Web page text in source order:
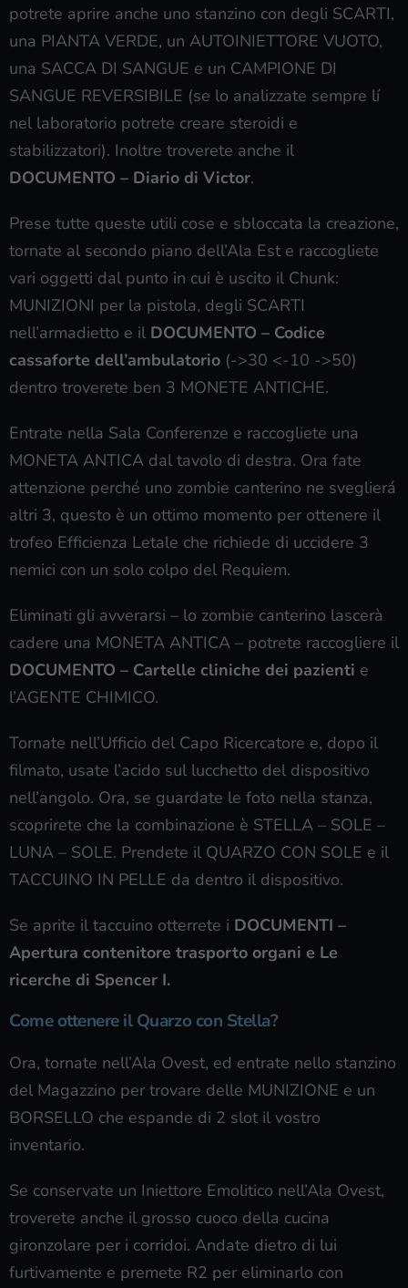
potrete aprire anche uno stanzino con degli SCARTI,
una PIANTA VERDE, un AUTOINIETTORE VUOTO,
una SACCA DI SANGUE e un CAMPIONE DI
SANGUE REVERSIBILE (se lo analizzate sempre lí
nel laboratorio potrete creare steroidi e
stabilizzatori). Inoltre troverete anche il
DOCUMENTO – Diario di Victor.
Prese tutte queste utili cose e sbloccata la creazione,
tornate al secondo piano dell’Ala Est e raccogliete
vari oggetti dal punto in cui è uscito il Chunk:
MUNIZIONI per la pistola, degli SCARTI
nell’armadietto e il DOCUMENTO – Codice
cassaforte dell’ambulatorio (->30 <-10 ->50)
dentro troverete ben 3 MONETE ANTICHE.
Entrate nella Sala Conferenze e raccogliete una
MONETA ANTICA dal tavolo di destra. Ora fate
attenzione perché uno zombie canterino ne sveglierá
altri 3, questo è un ottimo momento per ottenere il
trofeo Efficienza Letale che richiede di uccidere 3
nemici con un solo colpo del Requiem.
Eliminati gli avverarsi – lo zombie canterino lascerà
cadere una MONETA ANTICA – potrete raccogliere il
DOCUMENTO – Cartelle cliniche dei pazienti e
l’AGENTE CHIMICO.
Tornate nell’Ufficio del Capo Ricercatore e, dopo il
filmato, usate l’acido sul lucchetto del dispositivo
nell’angolo. Ora, se guardate le foto nella stanza,
scoprirete che la combinazione è STELLA – SOLE –
LUNA – SOLE. Prendete il QUARZO CON SOLE e il
TACCUINO IN PELLE da dentro il dispositivo.
Se aprite il taccuino otterrete i DOCUMENTI –
Apertura contenitore trasporto organi e Le
ricerche di Spencer I.
Come ottenere il Quarzo con Stella?
Ora, tornate nell’Ala Ovest, ed entrate nello stanzino
del Magazzino per trovare delle MUNIZIONE e un
BORSELLO che espande di 2 slot il vostro
inventario.
Se conservate un Iniettore Emolitico nell’Ala Ovest,
troverete anche il grosso cuoco della cucina
gironzolare per i corridoi. Andate dietro di lui
furtivamente e premete R2 per eliminarlo con